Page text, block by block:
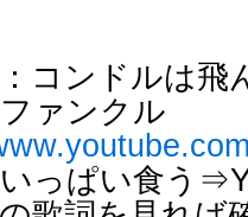
：コンドルは
ァンクル
っぱい食う